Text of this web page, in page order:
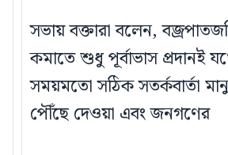
সভায় বক্তারা বলেন,
কমাতে শুধু পূর্বাভাস প্রদানই
সময়মতো সঠিক সতর্কবার্তা
পৌঁছে দেওয়া এবং জনগণের